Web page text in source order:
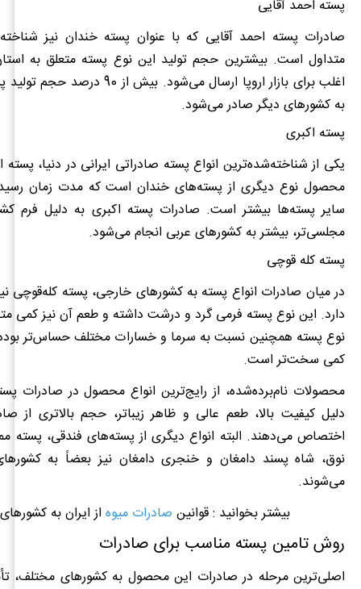
پسته احمد آقایی
صادرات پسته احمد آقایی که با عنوان پسته خندان نیز
متداول است. بیشترین حجم تولید این نوع پسته متعلق به
اغلب برای بازار اروپا ارسال می‌شود. بیش
به کشورهای دیگر صادر می‌شود.
پسته اکبری
یکی از شناخته‌شده‌ترین انواع پسته صادراتی ایرانی در دنیا،
محصول نوع دیگری از پسته‌های خندان است که مدت زمان
سایر پسته‌ها بیشتر است. صادرات پسته اکبری به دلیل فرم
مجلسی‌تر، بیشتر به کشورهای عربی انجام می‌شود.
پسته کله قوچی
در میان صادرات انواع پسته به کشورهای خارجی، پسته کله‌قوچی
دارد. این نوع پسته فرمی گرد و درشت داشته و طعم آن نیز کمی
نوع پسته همچنین نسبت به سرما و خسارات مختلف حساس‌تر بوده
کمی سخت‌تر است.
محصولات نام‌برده‌شده، از رایج‌ترین انواع محصول در صادرات
دلیل کیفیت بالا، طعم عالی و ظاهر زیباتر، حجم بالاتری از
اختصاص می‌دهند. البته انواع دیگری از پسته‌های فندقی، پسته
نوق، شاه پسند دامغان و خنجری دامغان نیز بعضاً به
می‌شوند.
بیشتر بخوانید : قوانین صادرات میوه از ایران به
روش‌ تامین پسته مناسب برای صادرات
اصلی‌ترین مرحله در صادرات این محصول به کشورهای مختلف،